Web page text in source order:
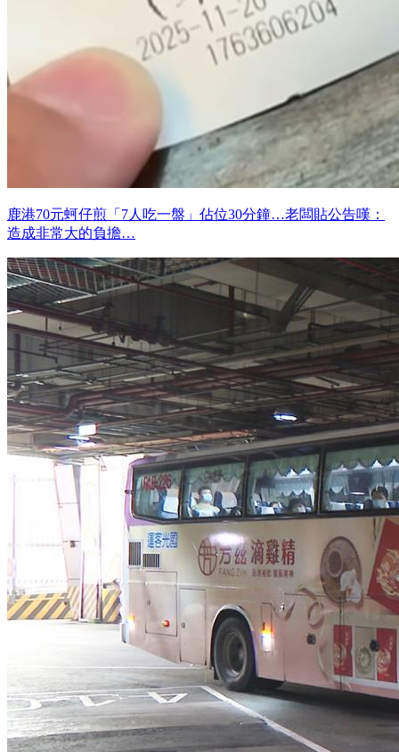
鹿港70元蚵仔煎「7人吃一盤」佔位30分鐘…老闆貼公告嘆：
造成非常大的負擔…